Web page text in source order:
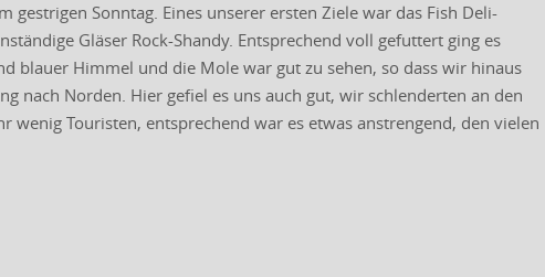
Sonntag. Eines unserer ersten Ziele war das Fish Deli-
Gläser Rock-Shandy. Entsprechend voll gefuttert ging es
blauer Himmel und die Mole war gut zu sehen, so dass wir hinaus
nach Norden. Hier gefiel es uns auch gut, wir schlenderten an den
wenig Touristen, entsprechend war es etwas anstrengend, den vielen